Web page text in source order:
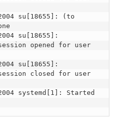
su[18655]: (to
su[18655]:
opened for user
su[18655]:
closed for user
systemd[1]: Started